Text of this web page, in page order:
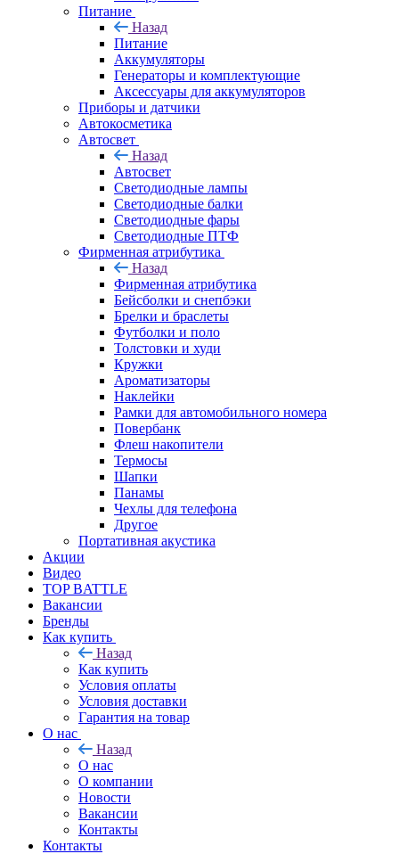
Питание
Назад
Питание
Аккумуляторы
Генераторы и комплектующие
Аксессуары для аккумуляторов
Приборы и датчики
Автокосметика
Автосвет
Назад
Автосвет
Светодиодные лампы
Светодиодные балки
Светодиодные фары
Светодиодные ПТФ
Фирменная атрибутика
Назад
Фирменная атрибутика
Бейсболки и снепбэки
Брелки и браслеты
Футболки и поло
Толстовки и худи
Кружки
Ароматизаторы
Наклейки
Рамки для автомобильного номера
Повербанк
Флеш накопители
Термосы
Шапки
Панамы
Чехлы для телефона
Другое
Портативная акустика
Акции
Видео
TOP BATTLE
Вакансии
Бренды
Как купить
Назад
Как купить
Условия оплаты
Условия доставки
Гарантия на товар
О нас
Назад
О нас
О компании
Новости
Вакансии
Контакты
Контакты